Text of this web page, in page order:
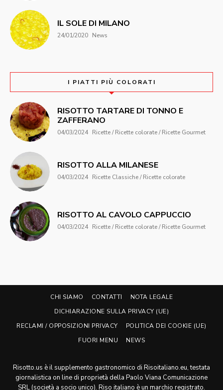
IL SOLE DI MILANO
24/01/2020 News
I PIATTI PIÙ COLORATI
RISOTTO TARTARE DI TONNO E
ZAFFERANO
04/03/2024 Ricette / Ricette colorate / Ricette Gourmet
RISOTTO ALLA MILANESE
04/03/2024 Ricette Classiche / Ricette colorate
RISOTTO AL CAVOLO CAPPUCCIO
04/03/2024 Ricette / Ricette colorate / Ricette Gourmet
CHI SIAMO CONTATTI
NOTA LEGALE
DICHIARAZIONE SULLA PRIVACY (UE)
RECLAMI / OPPOSIZIONI PRIVACY
POLITICA DEI COOKIE (UE)
FUORI MENU
NEWS
Risotto.us è il supplemento gastronomico di Risoitaliano.eu, testata
giornalistica on line di proprietà della Paolo Viana Comunicazione
SRL (società a socio unico). Riso italiano è un marchio registrato.